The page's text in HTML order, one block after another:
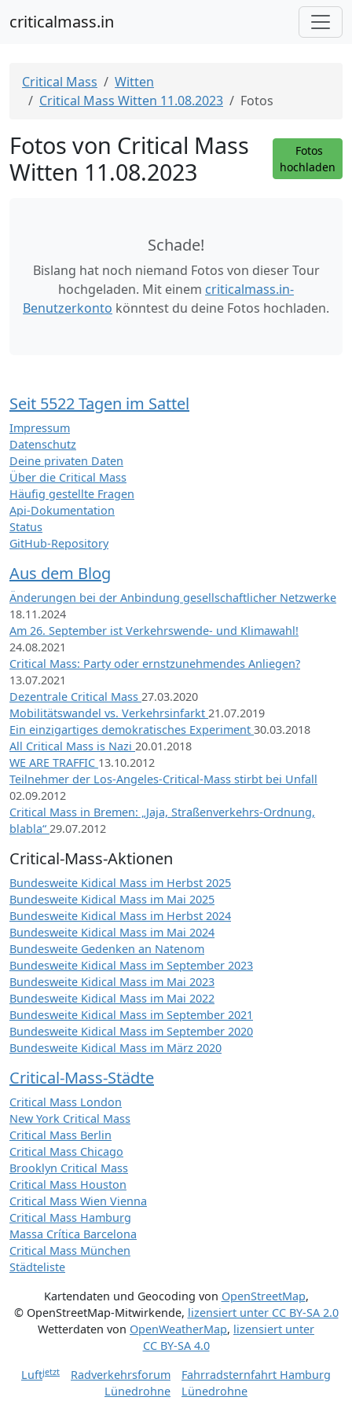
criticalmass.in
Critical Mass
Witten
Critical Mass Witten 11.08.2023
Fotos
Fotos von Critical Mass
Witten 11.08.2023
Fotos
hochladen
Schade!
Bislang hat noch niemand Fotos von dieser Tour
hochgeladen. Mit einem criticalmass.in-
Benutzerkonto könntest du deine Fotos hochladen.
Seit 5522 Tagen im Sattel
Impressum
Datenschutz
Deine privaten Daten
Über die Critical Mass
Häufig gestellte Fragen
Api-Dokumentation
Status
GitHub-Repository
Aus dem Blog
Änderungen bei der Anbindung gesellschaftlicher Netzwerke
18.11.2024
Am 26. September ist Verkehrswende- und Klimawahl!
24.08.2021
Critical Mass: Party oder ernstzunehmendes Anliegen?
13.07.2021
Dezentrale Critical Mass 27.03.2020
Mobilitätswandel vs. Verkehrsinfarkt 21.07.2019
Ein einzigartiges demokratisches Experiment 30.03.2018
All Critical Mass is Nazi 20.01.2018
WE ARE TRAFFIC 13.10.2012
Teilnehmer der Los-Angeles-Critical-Mass stirbt bei Unfall
02.09.2012
Critical Mass in Bremen: „Jaja, Straßenverkehrs-Ordnung,
blabla“ 29.07.2012
Critical-Mass-Aktionen
Bundesweite Kidical Mass im Herbst 2025
Bundesweite Kidical Mass im Mai 2025
Bundesweite Kidical Mass im Herbst 2024
Bundesweite Kidical Mass im Mai 2024
Bundesweite Gedenken an Natenom
Bundesweite Kidical Mass im September 2023
Bundesweite Kidical Mass im Mai 2023
Bundesweite Kidical Mass im Mai 2022
Bundesweite Kidical Mass im September 2021
Bundesweite Kidical Mass im September 2020
Bundesweite Kidical Mass im März 2020
Critical-Mass-Städte
Critical Mass London
New York Critical Mass
Critical Mass Berlin
Critical Mass Chicago
Brooklyn Critical Mass
Critical Mass Houston
Critical Mass Wien Vienna
Critical Mass Hamburg
Massa Crítica Barcelona
Critical Mass München
Städteliste
Kartendaten und Geocoding von OpenStreetMap,
© OpenStreetMap-Mitwirkende, lizensiert unter CC BY-SA 2.0
Wetterdaten von OpenWeatherMap, lizensiert unter
CC BY-SA 4.0
Luftjetzt Radverkehrsforum
Fahrradsternfahrt Hamburg
Lünedrohne
Lünedrohne